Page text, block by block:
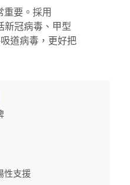
要。採用
新冠病毒、甲型
道病毒，更好把
性支援